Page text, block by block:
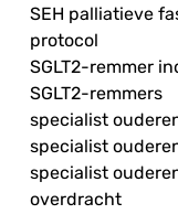
SEH palliatieve
protocol
SGLT2-remmer
SGLT2-remmers
specialist
specialist
specialist
overdracht